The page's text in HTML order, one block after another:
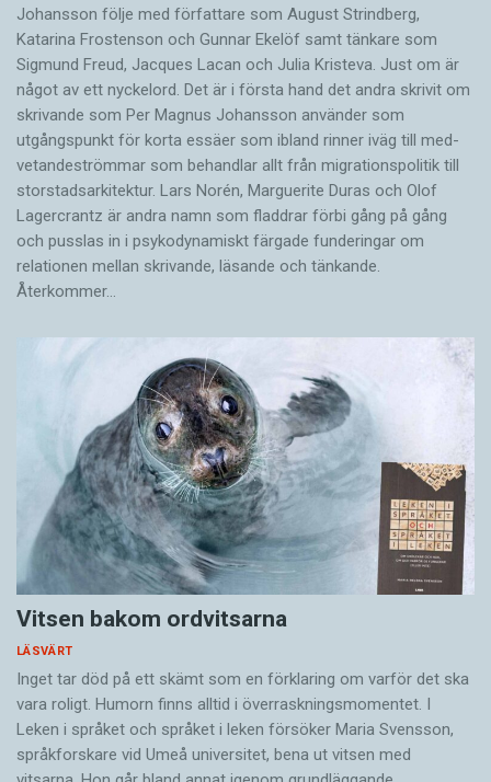
Johansson följe med författare som August Strindberg,
Katarina Frostenson och Gunnar Ekelöf samt tänkare som
Sigmund Freud, Jacques Lacan och Julia Kristeva. Just om är
något av ett nyckelord. Det är i första hand det andra skrivit om
skrivande som Per Magnus Johansson använder som
utgångspunkt för korta essäer som ibland rinner iväg till med­
vetandeströmmar som behandlar allt från migrationspolitik till
storstadsarkitektur. Lars Norén, Marguerite Duras och Olof
Lagercrantz är andra namn som fladdrar förbi gång på gång
och pusslas in i psykodynamiskt färgade funderingar om
relationen mellan skrivande, läsande och tänkande.
Återkommer…
Vitsen bakom ordvitsarna
LÄSVÄRT
Inget tar död på ett skämt som en förklaring om varför det ska
vara roligt. Humorn finns alltid i överrask­ningsmomentet. I
Leken i språket och språket i leken för­söker Maria Svensson,
språkforskare vid Umeå universitet, bena ut vitsen med